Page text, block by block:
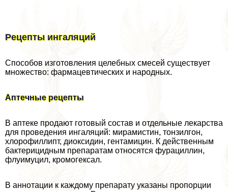
Рецепты ингаляций
Способов изготовления целебных смесей существует
множество: фармацевтических и народных.
Аптечные рецепты
В аптеке продают готовый состав и отдельные лекарства
для проведения ингаляций: мирамистин, тонзилгон,
хлорофиллипт, диоксидин, гентамицин. К действенным
бактерицидным препаратам относятся фурациллин,
флуимуцил, кромогексал.
В аннотации к каждому препарату указаны пропорции